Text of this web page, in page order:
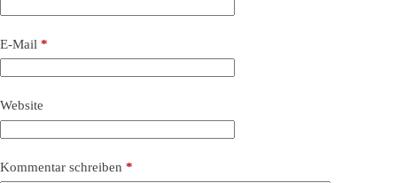
E-Mail *
Website
Kommentar schreiben *